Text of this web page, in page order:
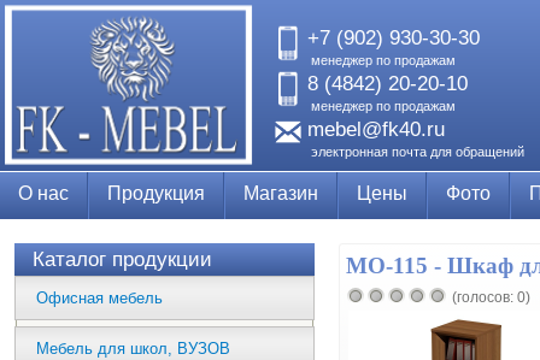
+7 (902) 930-30-30
менеджер по продажам
8 (4842) 20-20-10
менеджер по продажам
mebel@fk40.ru
электронная почта для обращений
О нас Продукция Магазин Цены Фото
Каталог продукции
Офисная мебель
Мебель для школ, ВУЗОВ
МО-115 - Шкаф
(голосов: 0)